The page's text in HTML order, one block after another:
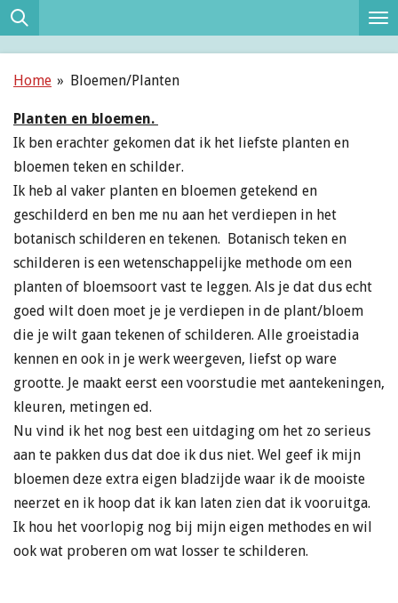
Ga
de
hoofdinhoud
Home » Bloemen/Planten
Planten en bloemen.
Ik ben erachter gekomen dat ik het liefste planten en
bloemen teken en schilder.
Ik heb al vaker planten en bloemen getekend en
geschilderd en ben me nu aan het verdiepen in het
botanisch schilderen en tekenen. Botanisch teken en
schilderen is een wetenschappelijke methode om een
planten of bloemsoort vast te leggen. Als je dat dus echt
goed wilt doen moet je je verdiepen in de plant/bloem
die je wilt gaan tekenen of schilderen. Alle groeistadia
kennen en ook in je werk weergeven, liefst op ware
grootte. Je maakt eerst een voorstudie met aantekeningen,
kleuren, metingen ed.
Nu vind ik het nog best een uitdaging om het zo serieus
aan te pakken dus dat doe ik dus niet. Wel geef ik mijn
bloemen deze extra eigen bladzijde waar ik de mooiste
neerzet en ik hoop dat ik kan laten zien dat ik vooruitga.
Ik hou het voorlopig nog bij mijn eigen methodes en wil
ook wat proberen om wat losser te schilderen.